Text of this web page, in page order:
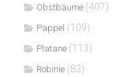
Obstbäume (407)
Pappel (109)
Platane (113)
Robinie (83)